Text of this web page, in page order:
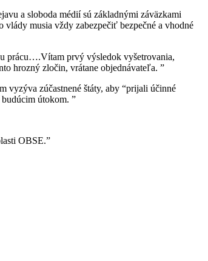
a sloboda médií sú základnými záväzkami
musia vždy zabezpečiť bezpečné a vhodné
prácu….Vítam prvý výsledok vyšetrovania,
hrozný zločin, vrátane objednávateľa. ”
vyzýva zúčastnené štáty, aby “prijali účinné
útokom. ”
OBSE.”